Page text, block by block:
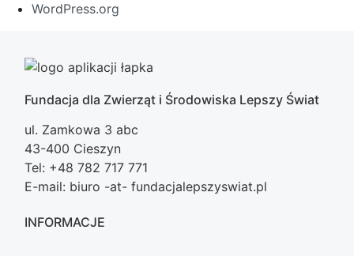
WordPress.org
Fundacja dla Zwierząt i Środowiska Lepszy Świat
ul. Zamkowa 3 abc
43-400 Cieszyn
Tel: +48 782 717 771
E-mail: biuro -at- fundacjalepszyswiat.pl
INFORMACJE